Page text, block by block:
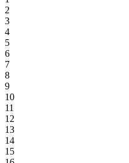
2
3
4
5
6
7
8
9
10
11
12
13
14
15